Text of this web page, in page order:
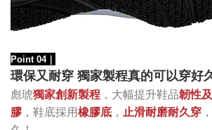
Point 04｜
環保又耐穿 獨家製程真的可以穿好
彪琥獨家創新製程 ，大幅提升鞋品韌性
膠， 鞋底採用橡膠底 ， 止滑耐磨耐久穿